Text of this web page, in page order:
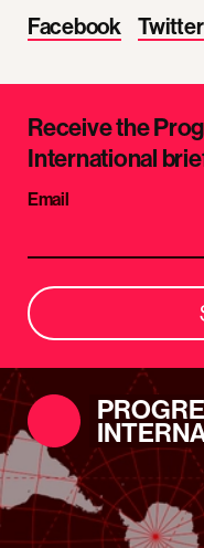
Facebook
Twitter
Receive the
International
Email